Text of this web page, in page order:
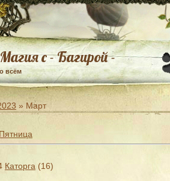
с - Багирой -
всём
» Март
Каторга (16)